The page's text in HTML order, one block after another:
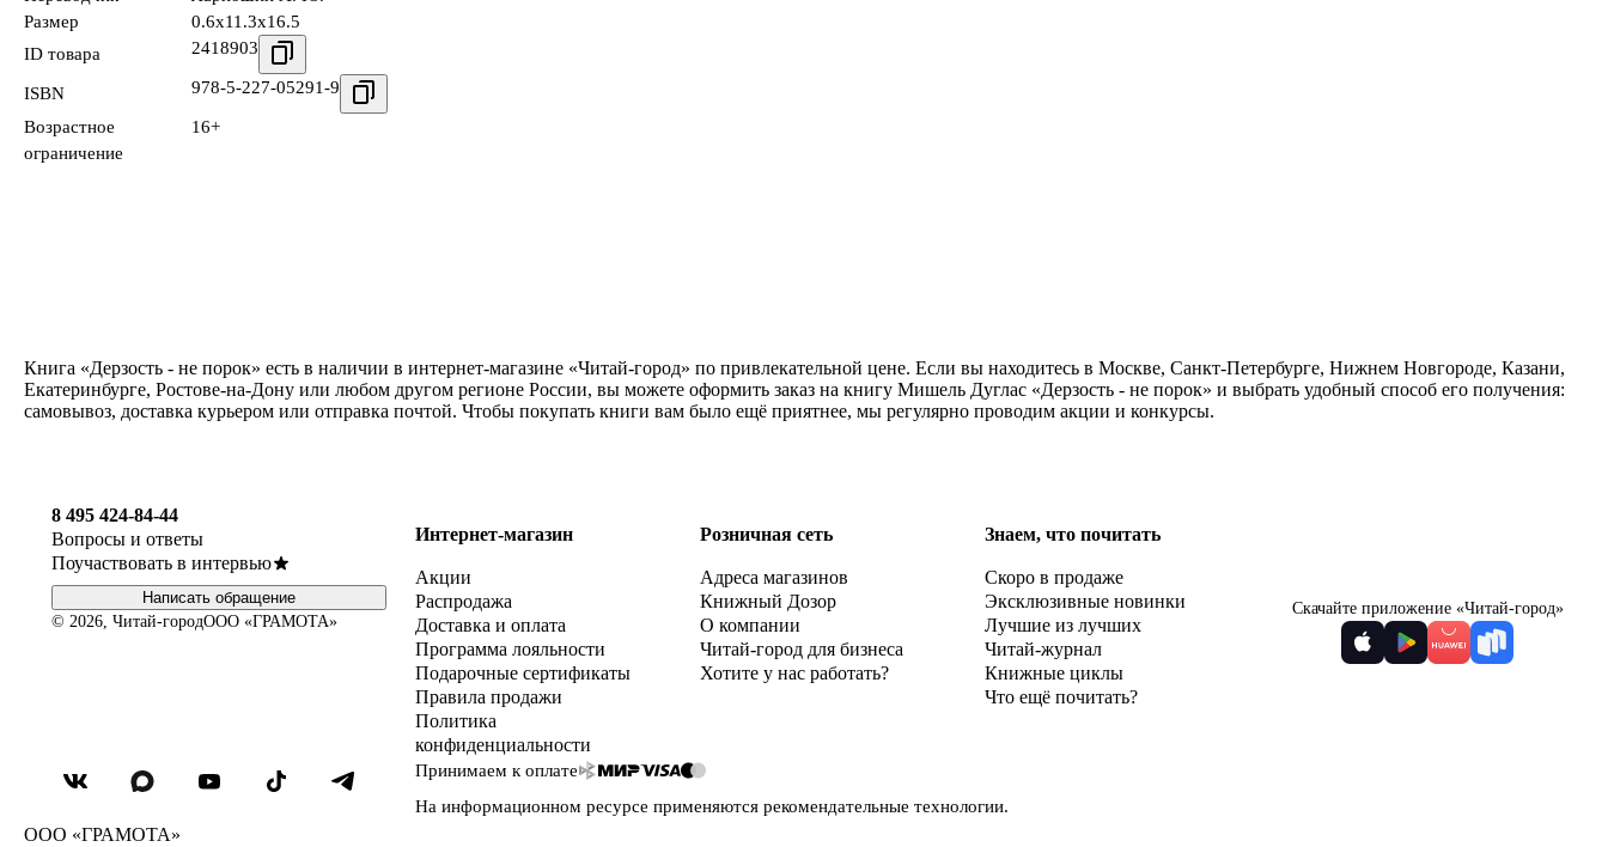
Размер
0.6x11.3x16.5
ID товара
2418903
ISBN 978-5-227-05291-9
Возрастное
ограничение
16+
Книга «Дерзость - не порок» есть в наличии в интернет-магазине «Читай-город» по привлекательной цене. Если вы находитесь в Москве, Санкт-Петербурге, Нижнем Новгороде, Казани,
Екатеринбурге, Ростове-на-Дону или любом другом регионе России, вы можете оформить заказ на книгу Мишель Дуглас «Дерзость - не порок» и выбрать удобный способ его получения:
самовывоз, доставка курьером или отправка почтой. Чтобы покупать книги вам было ещё приятнее, мы регулярно проводим акции и конкурсы.
8 495 424-84-44
Вопросы и ответы
Поучаствовать в интервью
Написать обращение
© 2026, Читай-городООО «ГРАМОТА»
Интернет-магазин
Акции
Распродажа
Доставка и оплата
Программа лояльности
Подарочные сертификаты
Правила продажи
Политика
конфиденциальности
Розничная сеть
Адреса магазинов
Книжный Дозор
О компании
Читай-город для бизнеса
Хотите у нас работать?
Знаем, что почитать
Скоро в продаже
Эксклюзивные новинки
Лучшие из лучших
Читай-журнал
Книжные циклы
Что ещё почитать?
Принимаем к оплате
На информационном ресурсе применяются рекомендательные технологии.
Скачайте приложение «Читай-город»
ООО «ГРАМОТА»